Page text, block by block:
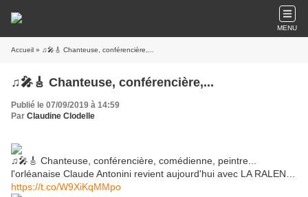
MENU
Accueil » ♫🎤🎸 Chanteuse, conférencière,...
♫🎤🎸 Chanteuse, conférencière,...
Publié le 07/09/2019 à 14:59
Par Claudine Clodelle
♫🎤🎸 Chanteuse, conférencière, comédienne, peintre...
l'orléanaise Claude Antonini revient aujourd'hui avec LA RALEN…
https://t.co/W9XiKqMMpo